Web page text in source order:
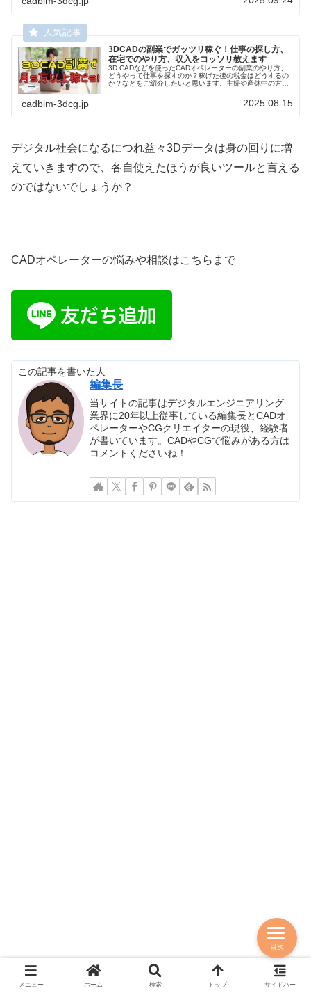
3DCADの副業でガッツリ稼ぐ！仕事の探し方、
在宅でのやり方、収入をコッソリ教えます
3D CADなどを使ったCADオペレーターの副業のやり方、
どうやって仕事を探すのか？稼げた後の税金はどうするの
か？などをご紹介したいと思います。主婦や産休中の方に
に5～10万円収入アップさせることも可能でしょう。
cadbim-3dcg.jp 2025.08.15
デジタル社会になるにつれ益々3Dデータは身の回りに増
えていきますので、各自使えたほうが良いツールと言える
のではないでしょうか？
CADオペレーターの悩みや相談はこちらまで
この記事を書いた人
編集長
当サイトの記事はデジタルエンジニアリング
業界に20年以上従事している編集長とCADオ
ペレーターやCGクリエイターの現役、経験者
が書いています。CADやCGで悩みがある方は
コメントくださいね！
メニュー ホーム 検索 トップ サイドバー
目次